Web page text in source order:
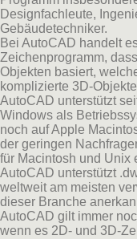
Designfachleute,
Gebäudetechniker.
Bei AutoCAD handelt
Zeichenprogramm,
Objekten basiert,
komplizierte 3D-
AutoCAD unterstützt
Windows als
noch auf Apple
der geringen
für Macintosh und Unix
AutoCAD unterstützt
weltweit am meisten
dieser Branche
AutoCAD gilt immer
wenn es 2D- und 3D-